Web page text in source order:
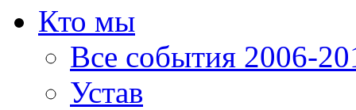
Кто мы
Все события 2006-
Устав